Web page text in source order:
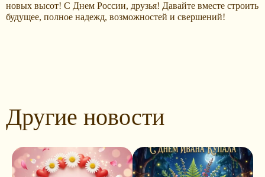
новых высот! С Днем России, друзья! Давайте вместе строить
будущее, полное надежд, возможностей и свершений!
Другие новости